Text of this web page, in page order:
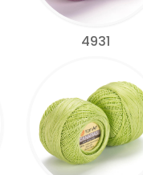
4931